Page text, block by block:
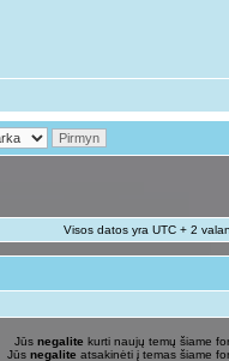
Visos datos yra UTC + 2
Jūs negalite kurti naujų temų šiame
Jūs negalite atsakinėti į temas šiame